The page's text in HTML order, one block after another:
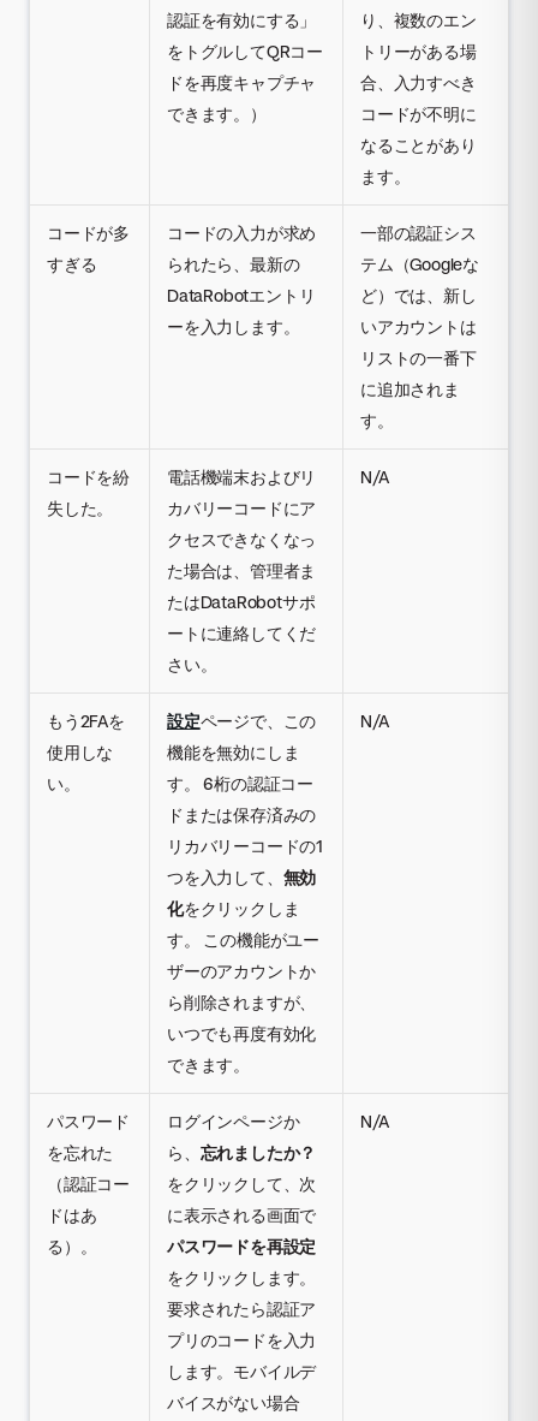
認証を有効にする」
をトグルしてQRコー
ドを再度キャプチャ
できます。）
り、複数のエン
トリーがある場
合、入力すべき
コードが不明に
なることがあり
ます。
コードが多
すぎる
コードの入力が求め
られたら、最新の
DataRobotエントリ
ーを入力します。
一部の認証シス
テム（Googleな
ど）では、新し
いアカウントは
リストの一番下
に追加されま
す。
コードを紛
失した。
電話機端末およびリ
カバリーコードにア
クセスできなくなっ
た場合は、管理者ま
たはDataRobotサポ
ートに連絡してくだ
さい。
N/A
もう2FAを
使用しな
い。
設定ページで、この
機能を無効にしま
す。 6桁の認証コー
ドまたは保存済みの
リカバリーコードの1
つを入力して、 無効
化をクリックしま
す。 この機能がユー
ザーのアカウントか
ら削除されますが、
いつでも再度有効化
できます。
N/A
パスワード
を忘れた
（認証コー
ドはあ
る）。
ログインページか
ら、 忘れましたか？
をクリックして、次
に表示される画面で
パスワードを再設定
をクリックします。
要求されたら認証ア
プリのコードを入力
します。モバイルデ
バイスがない場合
N/A